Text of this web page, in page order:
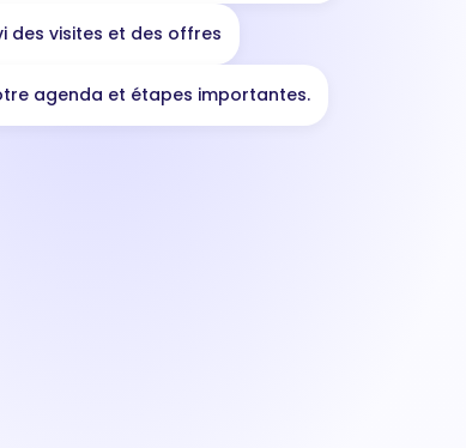
des visites et des offres
agenda et étapes importantes.